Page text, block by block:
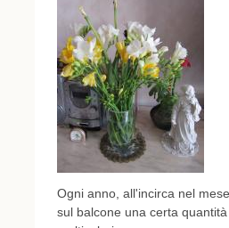
Ogni anno, all'incirca nel
sul balcone una certa